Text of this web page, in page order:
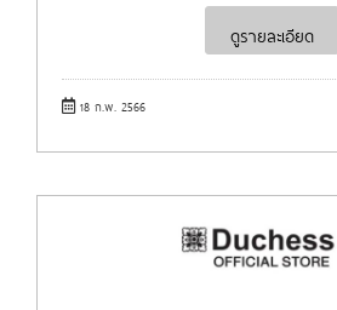
ดูรายละเอียด
18 ก.พ. 2566